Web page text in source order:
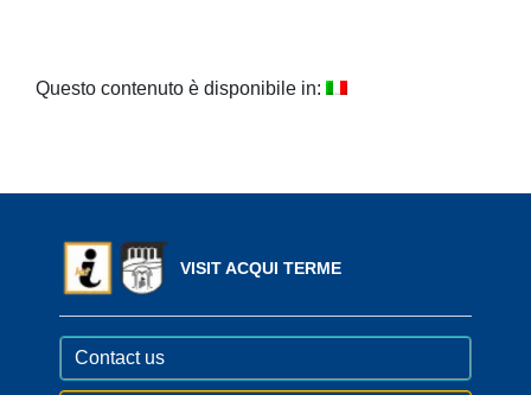
Questo contenuto è disponibile in:
VISIT ACQUI TERME
Contact us